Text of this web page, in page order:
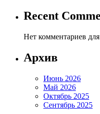
Recent
Нет комментариев
Архив
Июнь 2026
Май 2026
Октябрь 2025
Сентябрь 2025